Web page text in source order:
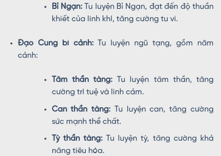
Bỉ Ngạn:Tu luyện Bỉ Ngạn, đạt đến độ thuần
khiết của linh khí, tăng cường tu vi.
Đạo Cung bí cảnh:Tu luyện ngũ tạng, gồm năm
cảnh:
Tâm thần tàng: Tu luyện tâm thần, tăng
cường trí tuệ và linh cảm.
Can thần tàng: Tu luyện can, tăng cường
sức mạnh thể chất.
Tỳ thần tàng:Tu luyện tỳ, tăng cường khả
năng tiêu hóa.